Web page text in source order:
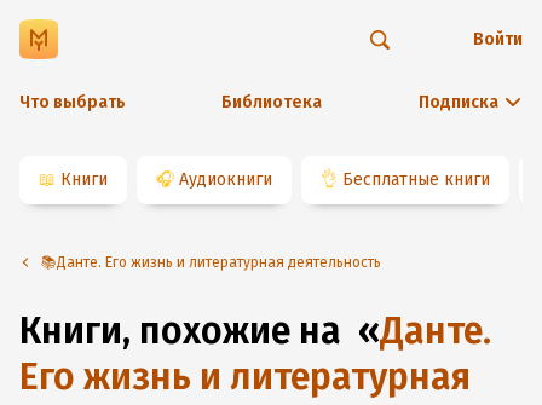
Что выбрать Библиотека Подписка
Войти
📖 Книги 🎧 Аудиокниги 👌 Бесплатные книги
📚Данте. Его жизнь и литературная деятельность
Книги, похожие на «Данте.
Его жизнь и литературная